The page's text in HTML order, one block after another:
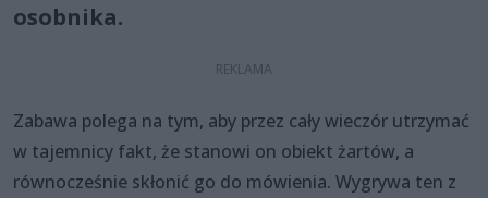
osobnika.
Zabawa polega na tym, aby przez cały wieczór utrzymać
w tajemnicy fakt, że stanowi on obiekt żartów, a
równocześnie skłonić go do mówienia. Wygrywa ten z